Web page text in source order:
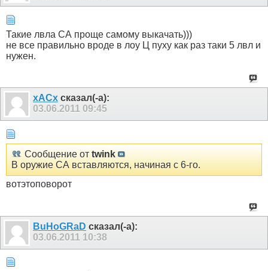
Такие лвла СА проще самому выкачать)))
не все правильно вроде в лоу Ц пуху как раз таки 5 лвл и
нужен.
xACx сказал(-а):
03.06.2011 09:45
Сообщение от twink
В оружие СА вставляются, начиная с 6-го.
вотэтоповорот
BuHoGRaD сказал(-а):
03.06.2011 10:38